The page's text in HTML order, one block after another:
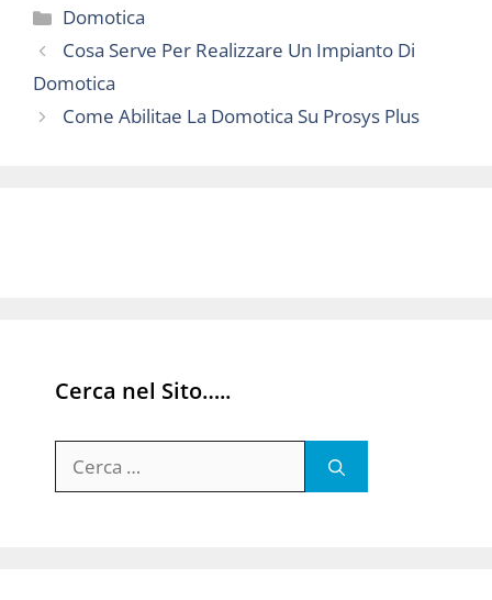
Categorie
Domotica
Cosa Serve Per Realizzare Un Impianto Di
Domotica
Come Abilitae La Domotica Su Prosys Plus
Cerca nel Sito…..
per: